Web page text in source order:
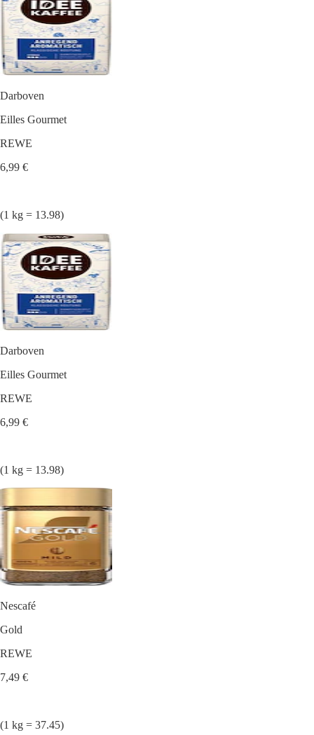
Darboven
Eilles Gourmet
REWE
6,99 €
(1 kg = 13.98)
Darboven
Eilles Gourmet
REWE
6,99 €
(1 kg = 13.98)
Nescafé
Gold
REWE
7,49 €
(1 kg = 37.45)